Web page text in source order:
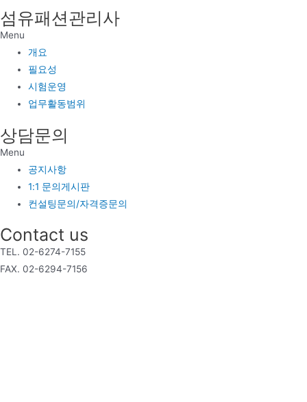
섬유패션관리사
Menu
개요
필요성
시험운영
업무활동범위
상담문의
Menu
공지사항
1:1 문의게시판
컨설팅문의/자격증문의
Contact us
TEL. 02-6274-7155
FAX. 02-6294-7156